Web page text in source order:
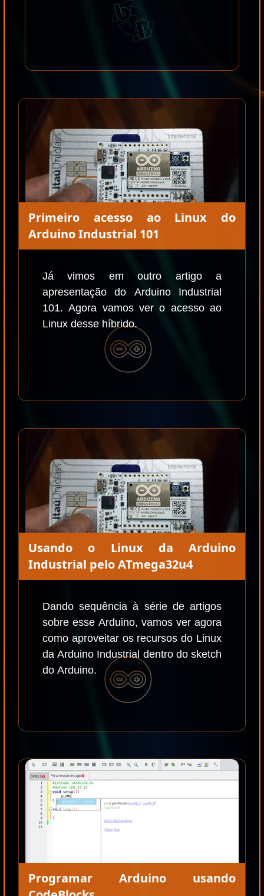
Primeiro acesso ao Linux do
Arduino Industrial 101
Já vimos em outro artigo a
apresentação do Arduino Industrial
101. Agora vamos ver o acesso ao
Linux desse híbrido.
Usando o Linux da Arduino
Industrial pelo ATmega32u4
Dando sequência à série de artigos
sobre esse Arduino, vamos ver agora
como aproveitar os recursos do Linux
da Arduino Industrial dentro do sketch
do Arduino.
Programar Arduino usando